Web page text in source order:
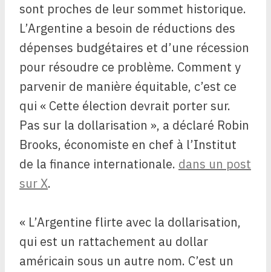
sont proches de leur sommet historique.
L’Argentine a besoin de réductions des
dépenses budgétaires et d’une récession
pour résoudre ce problème. Comment y
parvenir de manière équitable, c’est ce
qui « Cette élection devrait porter sur.
Pas sur la dollarisation », a déclaré Robin
Brooks, économiste en chef à l’Institut
de la finance internationale. dans un post
sur X.
« L’Argentine flirte avec la dollarisation,
qui est un rattachement au dollar
américain sous un autre nom. C’est un